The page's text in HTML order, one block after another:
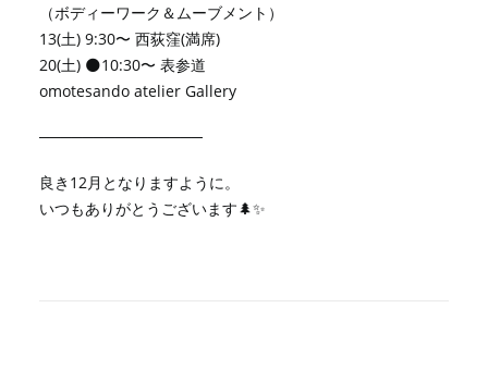
（ボディーワーク＆ムーブメント）
13(土) 9:30〜 西荻窪(満席)
20(土) 🌑10:30〜 表参道
omotesando atelier Gallery
───────────────
良き12月となりますように。
いつもありがとうございます🌲✨